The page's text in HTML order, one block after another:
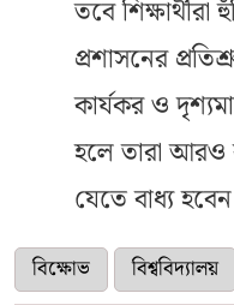
তবে
প্রশাসনের
কার্যকর ও
হলে তারা
যেতে বাধ্য
বিক্ষোভ বিশ্ববিদ্যালয়